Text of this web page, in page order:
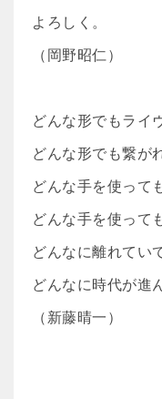
よろしく。
（岡野昭仁）
どんな形でもライ
どんな形でも繋が
どんな手を使って
どんな手を使って
どんなに離れてい
どんなに時代が進
（新藤晴一）